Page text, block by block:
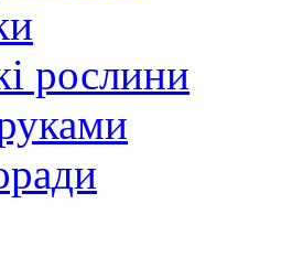
рослини